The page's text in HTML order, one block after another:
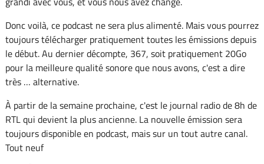
Donc voilà, ce podcast ne sera plus alimenté. Mais vous pourrez
toujours télécharger pratiquement toutes les émissions depuis
le début. Au dernier décompte, 367, soit pratiquement 20Go
pour la meilleure qualité sonore que nous avons, c'est a dire
très … alternative.
À partir de la semaine prochaine, c'est le journal radio de 8h de
RTL qui devient la plus ancienne. La nouvelle émission sera
toujours disponible en podcast, mais sur un tout autre canal.
Tout neuf